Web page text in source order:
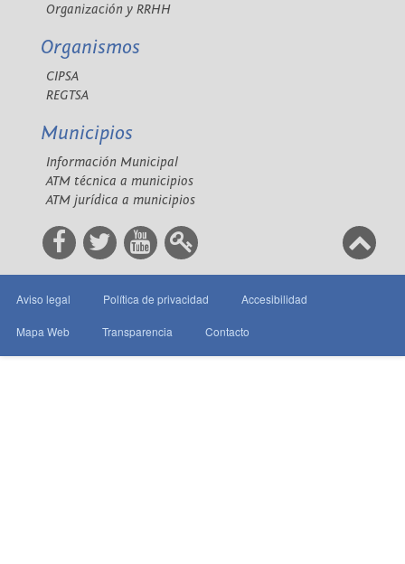
Organización y RRHH
Organismos
CIPSA
REGTSA
Municipios
Información Municipal
ATM técnica a municipios
ATM jurídica a municipios
Aviso legal Política de privacidad Accesibilidad
Mapa Web Transparencia Contacto